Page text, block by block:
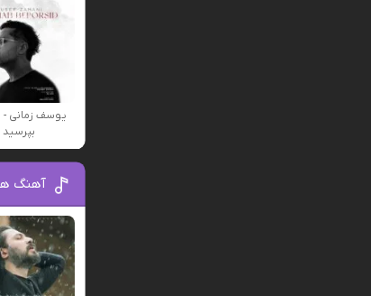
یوسف زمانی
بپرسید
آهنگ